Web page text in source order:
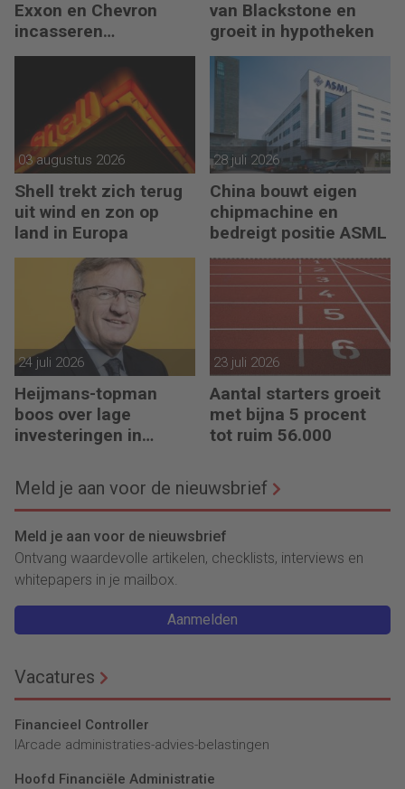
Exxon en Chevron
incasseren
miljardenwinsten
van Blackstone en
groeit in hypotheken
03 augustus 2026
Shell trekt zich terug
uit wind en zon op
land in Europa
28 juli 2026
China bouwt eigen
chipmachine en
bedreigt positie ASML
24 juli 2026
Heijmans-topman
boos over lage
investeringen in
23 juli 2026
Aantal starters groeit
met bijna 5 procent
tot ruim 56.000
Meld je aan voor de nieuwsbrief
Meld je aan voor de nieuwsbrief
Ontvang waardevolle artikelen, checklists, interviews en
whitepapers in je mailbox.
Aanmelden
Vacatures
Financieel Controller
lArcade administraties-advies-belastingen
Hoofd Financiële Administratie